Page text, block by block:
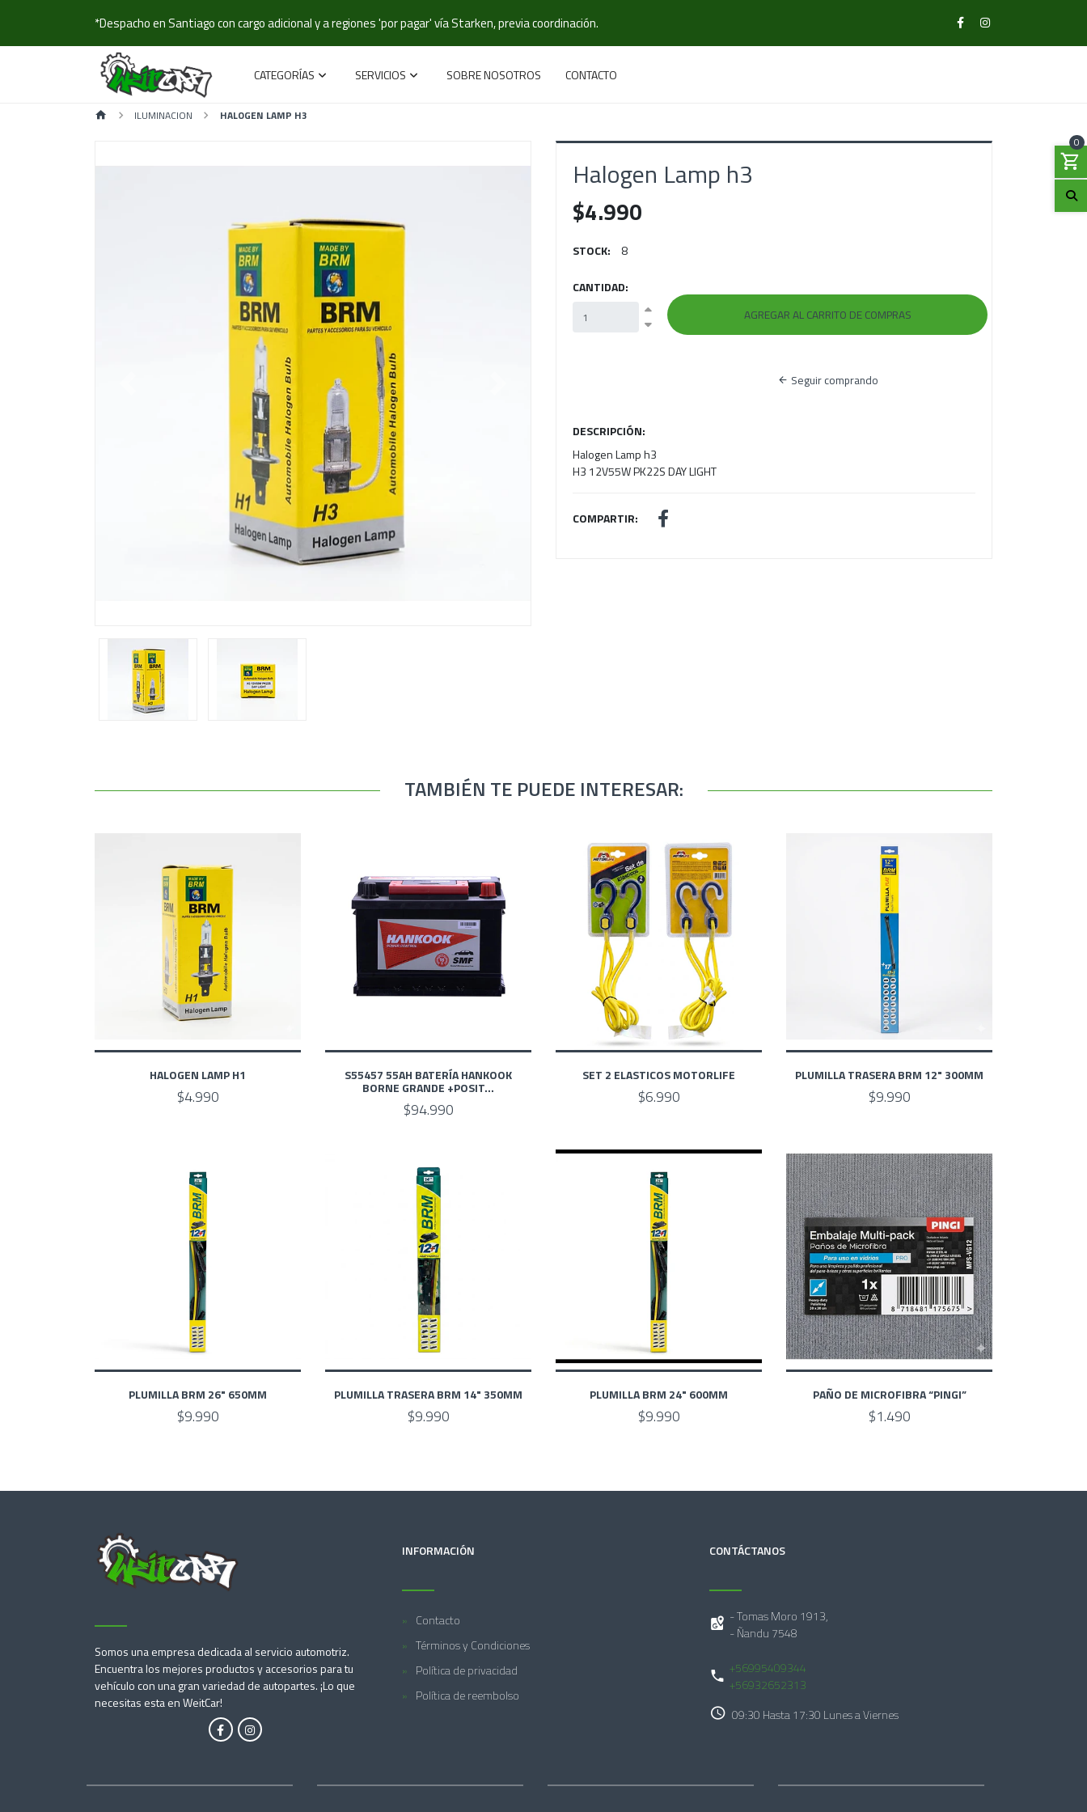
*Despacho en Santiago con cargo adicional y a regiones 'por pagar' vía Starken, previa coordinación.
CATEGORÍAS SERVICIOS SOBRE NOSOTROS CONTACTO
0
ILUMINACION HALOGEN LAMP H3
Halogen Lamp h3
$4.990
STOCK: 8
CANTIDAD:
Seguir comprando
DESCRIPCIÓN:
Halogen Lamp h3
H3 12V55W PK22S DAY LIGHT
COMPARTIR:
TAMBIÉN TE PUEDE INTERESAR:
HALOGEN LAMP H1
$4.990
S55457 55AH BATERÍA HANKOOK
BORNE GRANDE +POSIT...
$94.990
SET 2 ELASTICOS MOTORLIFE
$6.990
PLUMILLA TRASERA BRM 12" 300MM
$9.990
PLUMILLA BRM 26" 650MM
$9.990
PLUMILLA TRASERA BRM 14" 350MM
$9.990
PLUMILLA BRM 24" 600MM
$9.990
PAÑO DE MICROFIBRA “PINGI”
$1.490
Somos una empresa dedicada al servicio automotriz.
Encuentra los mejores productos y accesorios para tu
vehículo con una gran variedad de autopartes. ¡Lo que
necesitas esta en WeitCar!
INFORMACIÓN
Contacto
Términos y Condiciones
Política de privacidad
Política de reembolso
CONTÁCTANOS
- Tomas Moro 1913,
- Ñandu 7548
+56995409344
+56932652313
09:30 Hasta 17:30 Lunes a Viernes